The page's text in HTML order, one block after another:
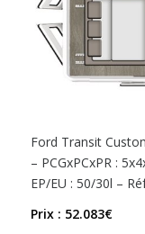
Ford Transit
– PCGxPCxPR :
EP/EU : 50/30l –
Prix : 52.083€